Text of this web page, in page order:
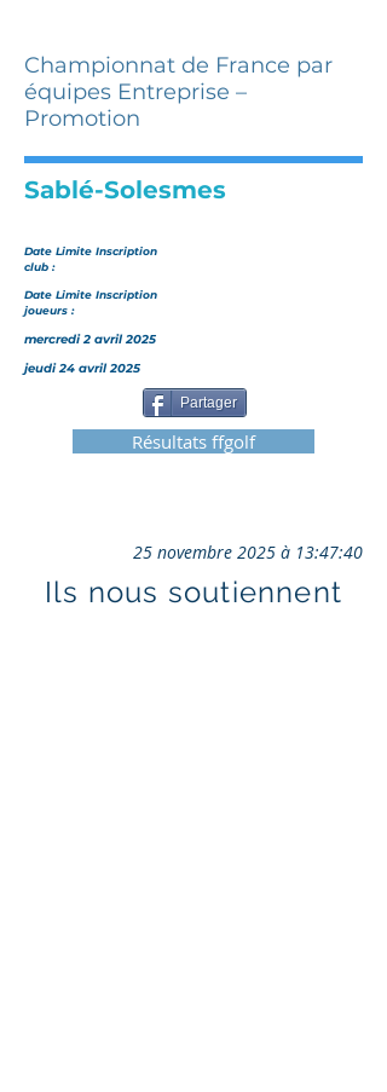
Championnat de France par
équipes Entreprise –
Promotion
Sablé-Solesmes
Date Limite Inscription
club :
Date Limite Inscription
joueurs :
mercredi 2 avril 2025
jeudi 24 avril 2025
Partager
Résultats ffgolf
25 novembre 2025 à 13:47:40
Ils nous soutiennent